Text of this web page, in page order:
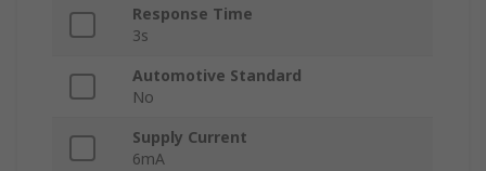
Response Time
3s
Automotive Standard
No
Supply Current
6mA